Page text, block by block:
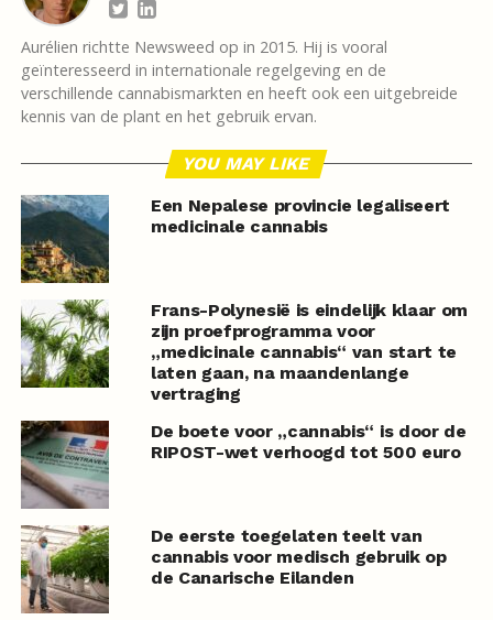
Aurélien richtte Newsweed op in 2015. Hij is vooral
geïnteresseerd in internationale regelgeving en de
verschillende cannabismarkten en heeft ook een uitgebreide
kennis van de plant en het gebruik ervan.
YOU MAY LIKE
Een Nepalese provincie legaliseert
medicinale cannabis
Frans-Polynesië is eindelijk klaar om
zijn proefprogramma voor
„medicinale cannabis“ van start te
laten gaan, na maandenlange
vertraging
De boete voor „cannabis“ is door de
RIPOST-wet verhoogd tot 500 euro
De eerste toegelaten teelt van
cannabis voor medisch gebruik op
de Canarische Eilanden